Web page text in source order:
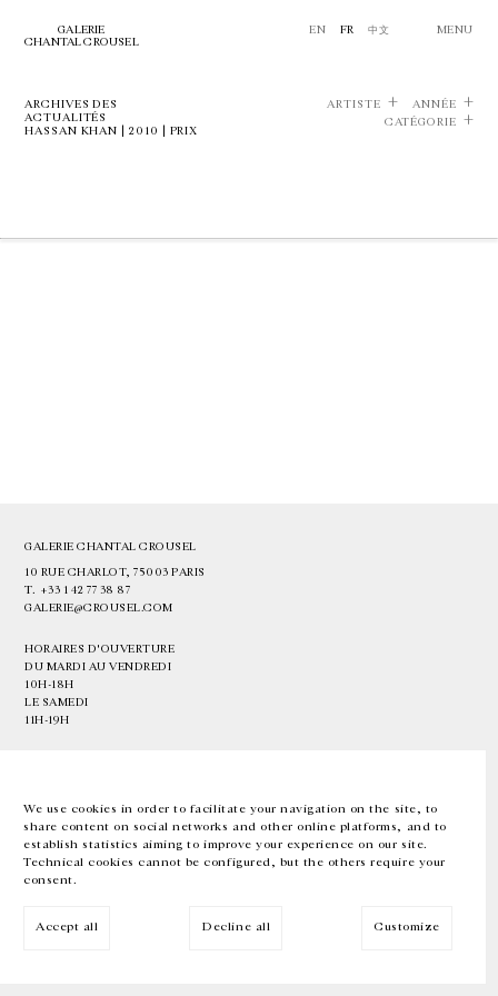
We use cookies in order to facilitate your navigation on the site, to
share content on social networks and other online platforms, and to
establish statistics aiming to improve your experience on our site.
Technical cookies cannot be configured, but the others require your
consent.
Accept all Decline all Customize
GALERIE
CHANTAL CROUSEL
EN FR 中文 MENU
ARCHIVES DES
ACTUALITÉS
HASSAN KHAN | 2010 | PRIX
ARTISTE
ANNÉE
CATÉGORIE
GALERIE CHANTAL CROUSEL
10 RUE CHARLOT, 75003 PARIS
T. +33 1 42 77 38 87
GALERIE@CROUSEL.COM
HORAIRES D'OUVERTURE
DU MARDI AU VENDREDI
10H-18H
LE SAMEDI
11H-19H
EN FR 中文 Facebook Instagram
Inscrivez-vous à notre newsletter